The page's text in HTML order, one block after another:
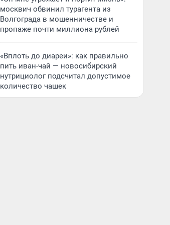
москвич обвинил турагента из
Волгограда в мошенничестве и
пропаже почти миллиона рублей
«Вплоть до диареи»: как правильно
пить иван-чай — новосибирский
нутрициолог подсчитал допустимое
количество чашек